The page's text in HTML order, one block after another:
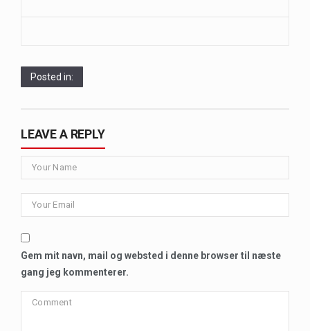
Posted in:
LEAVE A REPLY
Gem mit navn, mail og websted i denne browser til næste
gang jeg kommenterer.